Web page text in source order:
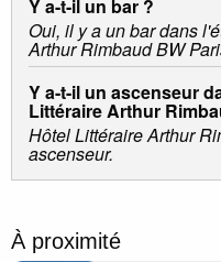
Y a-t-il un bar ?
Oui, il y a un bar dans
Arthur Rimbaud BW
Y a-t-il un ascenseur
Littéraire Arthur
Hôtel Littéraire Arthur
ascenseur.
À proximité